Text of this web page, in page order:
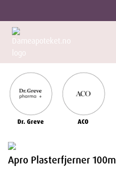
Dr. Greve ACO
Apro Plasterfjerner 100ml